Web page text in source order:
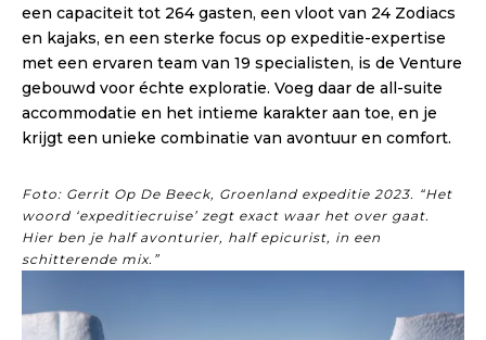
een capaciteit tot 264 gasten, een vloot van 24 Zodiacs
en kajaks, en een sterke focus op expeditie-expertise
met een ervaren team van 19 specialisten, is de Venture
gebouwd voor échte exploratie. Voeg daar de all-suite
accommodatie en het intieme karakter aan toe, en je
krijgt een unieke combinatie van avontuur en comfort.
Foto: Gerrit Op De Beeck, Groenland expeditie 2023. “Het
woord ‘expeditiecruise’ zegt exact waar het over gaat.
Hier ben je half avonturier, half epicurist, in een
schitterende mix.”